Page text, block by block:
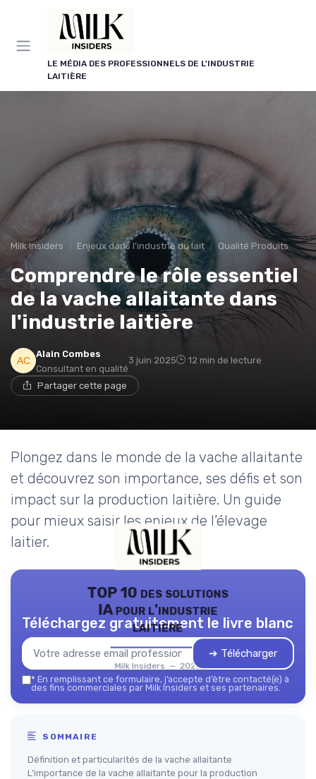
LE MÉDIA DES PROFESSIONNELS DE L'INDUSTRIE
LAITIÈRE
Milk Insiders Enjeux dans l'industrie du lait Qualité Produits
Comprendre le rôle essentiel
de la vache allaitante dans
l'industrie laitière
Alain Combes
Consultant en qualité
3 juin 2025 12 min de lecture
Partager cette page
Plongez dans le monde de la vache allaitante
et découvrez son importance, ses défis et son
impact sur la production laitière. Un guide
pour mieux saisir les enjeux de l’élevage
laitier.
TOP 10 des solutions
IA pour l'industrie
laitière
Milk Insiders — 2026
Téléchargez gratuitement le livre blanc
➔ Télécharger
* En remplissant ce formulaire, j’accepte d’être contacté(e) à
des fins commerciales par Milk Insiders et ses partenaires.
SOMMAIRE
Définition et particularités de la vache allaitante
L’importance de la vache allaitante pour la production